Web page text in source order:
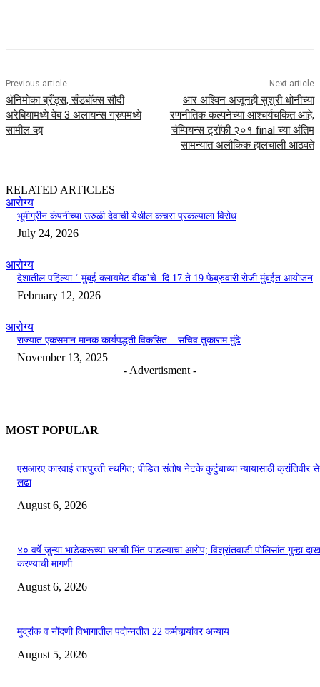
Previous article
अ‍ॅनिमोका ब्रँड्स, सँडबॉक्स सौदी
अरेबियामध्ये वेब 3 अलायन्स ग्रुपमध्ये
सामील व्हा
Next article
आर अश्विन अजूनही सुश्री धोनीच्या
रणनीतिक कल्पनेच्या आश्चर्यचकित आहे,
चॅम्पियन्स ट्रॉफी २०१ final च्या अंतिम
सामन्यात अलौकिक हालचाली आठवते
RELATED ARTICLES
आरोग्य
भूमीग्रीन कंपनीच्या उरुळी देवाची येथील कचरा प्रकल्पाला विरोध
July 24, 2026
आरोग्य
देशातील पहिल्या ‘ मुंबई क्लायमेट वीक’चे दि.17 ते 19 फेब्रुवारी रोजी मुंबईत आयोजन
February 12, 2026
आरोग्य
राज्यात एकसमान मानक कार्यपद्धती विकसित – सचिव तुकाराम मुंढे
November 13, 2025
- Advertisment -
MOST POPULAR
एसआरए कारवाई तात्पुरती स्थगित; पीडित संतोष नेटके कुटुंबाच्या न्यायासाठी क्रांतिवीर
लढा
August 6, 2026
४० वर्षे जुन्या भाडेकरूच्या घराची भिंत पाडल्याचा आरोप; विश्रांतवाडी पोलिसांत गुन्हा
करण्याची मागणी
August 6, 2026
मुद्रांक व नोंदणी विभागातील पदोन्नतीत 22 कर्मचार्‍यांवर अन्याय
August 5, 2026